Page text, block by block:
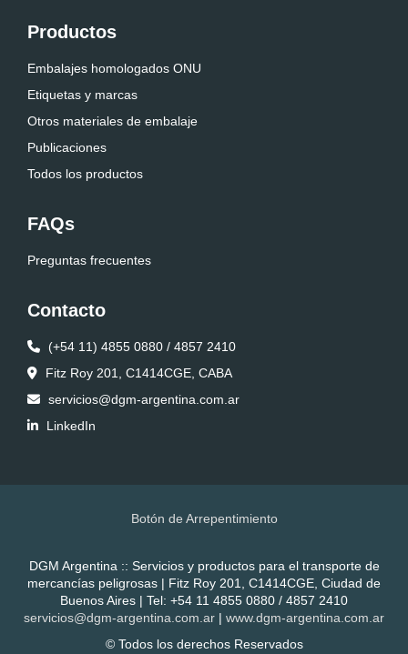
Productos
Embalajes homologados ONU
Etiquetas y marcas
Otros materiales de embalaje
Publicaciones
Todos los productos
FAQs
Preguntas frecuentes
Contacto
(+54 11) 4855 0880 / 4857 2410
Fitz Roy 201, C1414CGE, CABA
servicios@dgm-argentina.com.ar
LinkedIn
Botón de Arrepentimiento
DGM Argentina :: Servicios y productos para el transporte de
mercancías peligrosas | Fitz Roy 201, C1414CGE, Ciudad de
Buenos Aires | Tel: +54 11 4855 0880 / 4857 2410
servicios@dgm-argentina.com.ar | www.dgm-argentina.com.ar
© Todos los derechos Reservados